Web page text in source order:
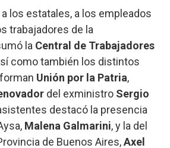
los estatales, a los empleados
trabajadores de la
la Central de Trabajadores
como también los distintos
Unión por la Patria,
del exministro Sergio
destacó la presencia
Malena Galmarini, y la del
de Buenos Aires,Axel